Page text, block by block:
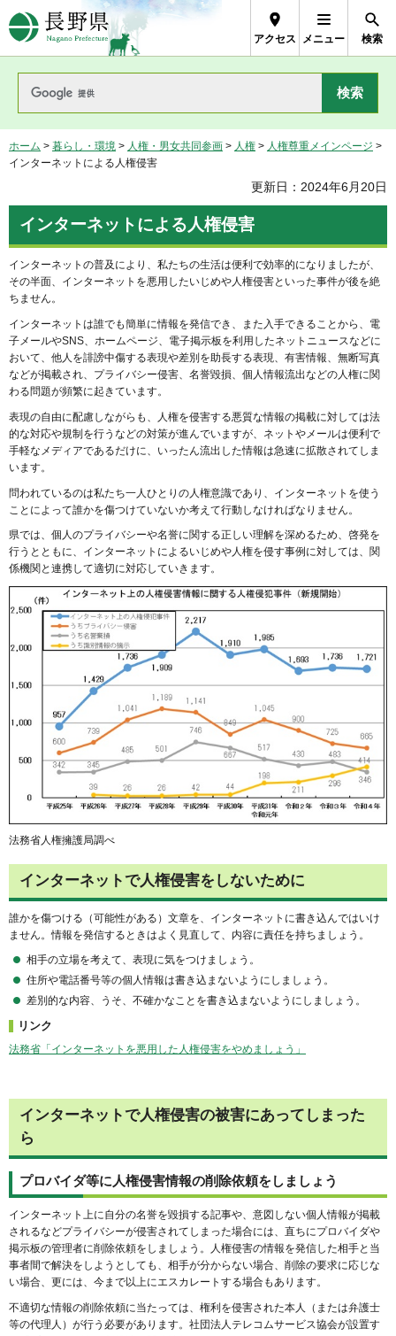
長野県Nagano Prefecture
アクセス メニュー 検索
ホーム > 暮らし・環境 > 人権・男女共同参画 > 人権 > 人権尊重メインページ >
インターネットによる人権侵害
更新日：2024年6月20日
インターネットによる人権侵害
インターネットの普及により、私たちの生活は便利で効率的になりましたが、
その半面、インターネットを悪用したいじめや人権侵害といった事件が後を絶
ちません。
インターネットは誰でも簡単に情報を発信でき、また入手できることから、電
子メールやSNS、ホームページ、電子掲示板を利用したネットニュースなどに
おいて、他人を誹謗中傷する表現や差別を助長する表現、有害情報、無断写真
などが掲載され、プライバシー侵害、名誉毀損、個人情報流出などの人権に関
わる問題が頻繁に起きています。
表現の自由に配慮しながらも、人権を侵害する悪質な情報の掲載に対しては法
的な対応や規制を行うなどの対策が進んでいますが、ネットやメールは便利で
手軽なメディアであるだけに、いったん流出した情報は急速に拡散されてしま
います。
問われているのは私たち一人ひとりの人権意識であり、インターネットを使う
ことによって誰かを傷つけていないか考えて行動しなければなりません。
県では、個人のプライバシーや名誉に関する正しい理解を深めるため、啓発を
行うとともに、インターネットによるいじめや人権を侵す事例に対しては、関
係機関と連携して適切に対応していきます。
法務省人権擁護局調べ
インターネットで人権侵害をしないために
誰かを傷つける（可能性がある）文章を、インターネットに書き込んではいけ
ません。情報を発信するときはよく見直して、内容に責任を持ちましょう。
相手の立場を考えて、表現に気をつけましょう。
住所や電話番号等の個人情報は書き込まないようにしましょう。
差別的な内容、うそ、不確かなことを書き込まないようにしましょう。
リンク
法務省「インターネットを悪用した人権侵害をやめましょう」
インターネットで人権侵害の被害にあってしまった
ら
プロバイダ等に人権侵害情報の削除依頼をしましょう
インターネット上に自分の名誉を毀損する記事や、意図しない個人情報が掲載
されるなどプライバシーが侵害されてしまった場合には、直ちにプロバイダや
掲示板の管理者に削除依頼をしましょう。人権侵害の情報を発信した相手と当
事者間で解決をしようとしても、相手が分からない場合、削除の要求に応じな
い場合、更には、今まで以上にエスカレートする場合もあります。
不適切な情報の削除依頼に当たっては、権利を侵害された本人（または弁護士
等の代理人）が行う必要があります。社団法人テレコムサービス協会が設置す